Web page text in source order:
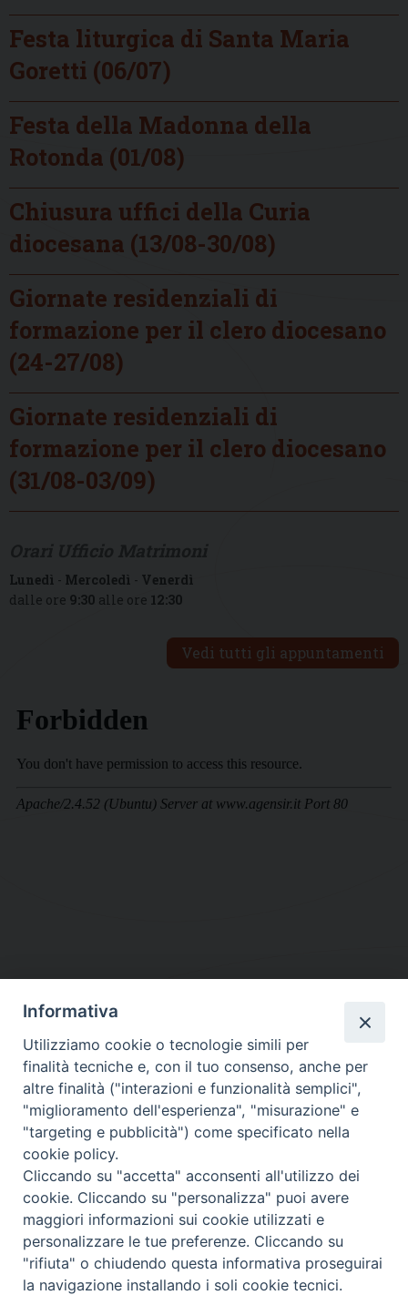
Festa liturgica di Santa Maria
Goretti (06/07)
Festa della Madonna della
Rotonda (01/08)
Chiusura uffici della Curia
diocesana (13/08-30/08)
Giornate residenziali di
formazione per il clero diocesano
(24-27/08)
Giornate residenziali di
formazione per il clero diocesano
(31/08-03/09)
Lunedì - Mercoledì - Venerdì
dalle ore 9:30 alle ore 12:30
Vedi tutti gli appuntamenti
DIOCESI SUBURBICARIA DI ALBANO
Contatti:Tel.: 06.93268401 - Fax.: 06.9323844
E-mail:curia@diocesidialbano.it
Orari: dal Lunedì al Venerdì Ore: 9:00 - 13:00
Lunedì, Mercoledì e Venerdì, Ore 9:30 - 12:30
Diocesi Suburbicaria di Albano
Copyright © 2021
Informativa
Utilizziamo cookie o tecnologie simili per
finalità tecniche e, con il tuo consenso, anche per
altre finalità ("interazioni e funzionalità semplici",
"miglioramento dell'esperienza", "misurazione" e
"targeting e pubblicità") come specificato nella
cookie policy.
Cliccando su "accetta" acconsenti all'utilizzo dei
cookie. Cliccando su "personalizza" puoi avere
maggiori informazioni sui cookie utilizzati e
personalizzare le tue preferenze. Cliccando su
"rifiuta" o chiudendo questa informativa proseguirai
la navigazione installando i soli cookie tecnici.